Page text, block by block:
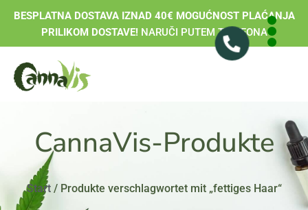
BESPLATNA DOSTAVA IZNAD 40€ MOGUĆNOST PLAĆANJA
PRILIKOM DOSTAVE!NARUČI PUTEM TELEFONA
CannaVis-Produkte
Start/ Produkte verschlagwortet mit „fettiges Haar“